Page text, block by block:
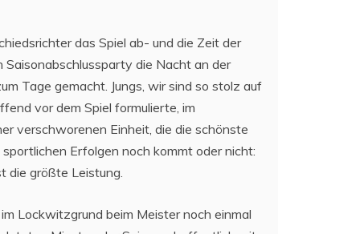
das Spiel ab- und die Zeit der
die Nacht an der
Tage gemacht. Jungs, wir sind so stolz auf
vor dem Spiel formulierte, im
verschworenen Einheit, die die schönste
Erfolgen noch kommt oder nicht:
die größte Leistung.
Lockwitzgrund beim Meister noch einmal